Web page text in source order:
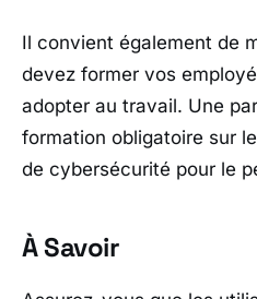
Il convient également de
devez former vos
adopter au travail. Une
formation obligatoire sur
de cybersécurité pour le
À Savoir